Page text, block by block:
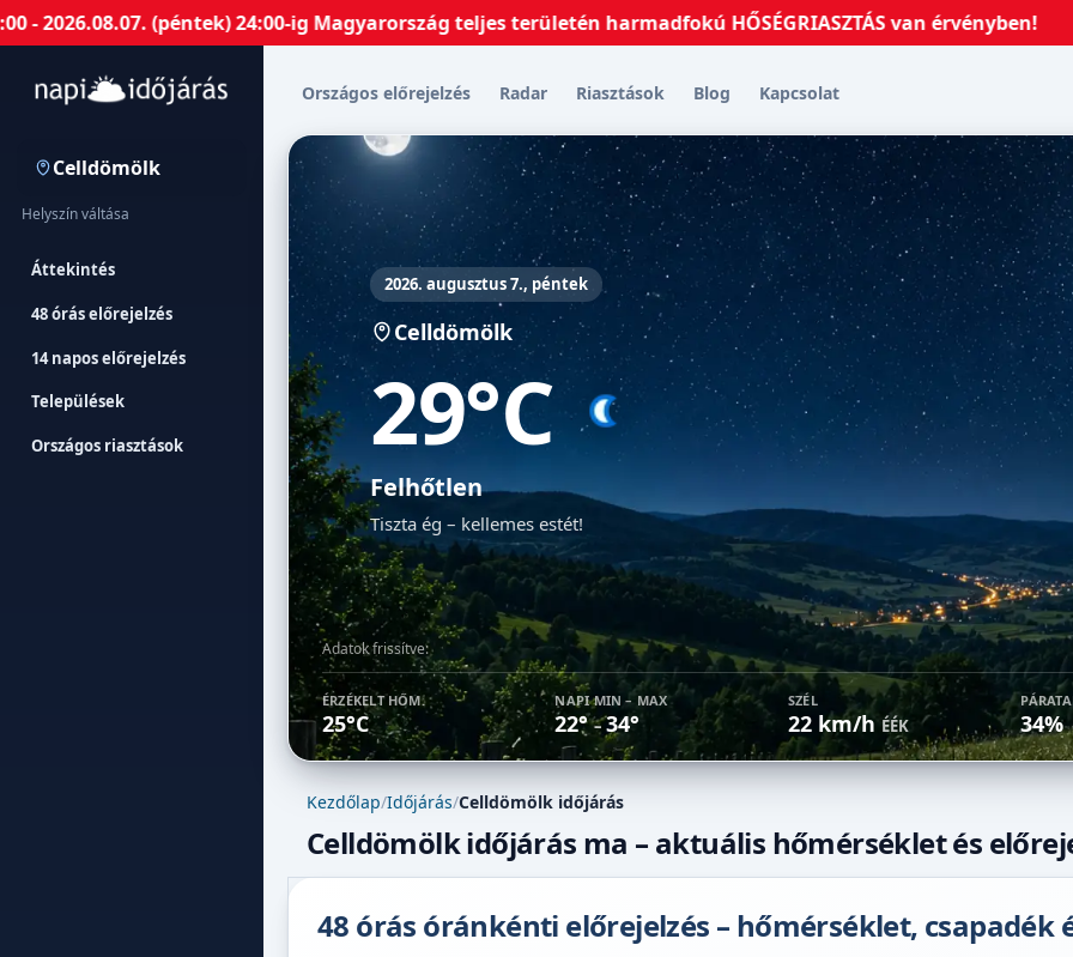
(péntek) 24:00-ig Magyarország teljes területén harmadfokú HŐSÉGRIASZTÁS van érvényben!
Celldömölk
Helyszín váltása
Áttekintés
48 órás előrejelzés
14 napos előrejelzés
Települések
Országos riasztások
Országos előrejelzés Radar Riasztások Blog Kapcsolat
2026. augusztus 7., péntek
Celldömölk
29°C
Felhőtlen
Tiszta ég – kellemes estét!
Adatok frissítve:
ÉRZÉKELT HŐM.
25°C
NAPI MIN – MAX
22° –34°
SZÉL
22 km/h ÉÉK 34%
Kezdőlap/Időjárás/Celldömölk időjárás
Celldömölk időjárás ma – aktuális hőmérséklet és
48 órás óránkénti előrejelzés – hőmérséklet, csapadék